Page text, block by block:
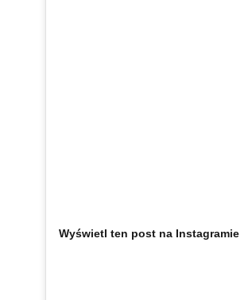
Wyświetl ten post na Instagramie